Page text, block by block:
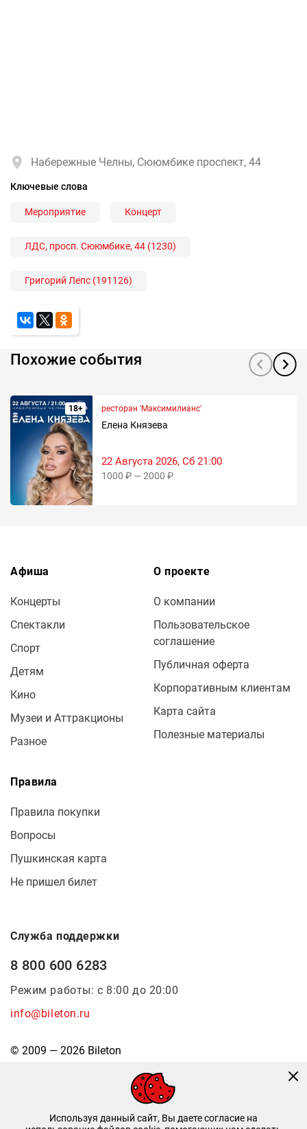
Набережные Челны, Сююмбике проспект, 44
Ключевые слова
Мероприятие Концерт
ЛДС, просп. Сююмбике, 44 (1230)
Григорий Лепс (191126)
Похожие события
18+ ресторан 'Максимилианс'
Елена Князева
22 Августа 2026, Сб 21:00
1000 ₽ — 2000 ₽
Афиша
Концерты
Спектакли
Спорт
Детям
Кино
Музеи и Аттракционы
Разное
О проекте
О компании
Пользовательское
соглашение
Публичная оферта
Корпоративным клиентам
Карта сайта
Полезные материалы
Правила
Правила покупки
Вопросы
Пушкинская карта
Не пришел билет
Служба поддержки
8 800 600 6283
Режим работы: с 8:00 до 20:00
info@bileton.ru
© 2009 — 2026 Bileton
Используя данный сайт, Вы даете согласие на